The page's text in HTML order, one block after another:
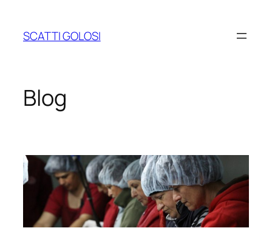
contenuto
SCATTI GOLOSI
Blog